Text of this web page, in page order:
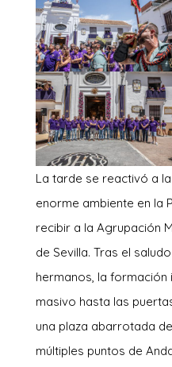
La tarde se reactivó a
enorme ambiente en la
recibir a la Agrupación
de Sevilla. Tras el
hermanos, la formación
masivo hasta las
una plaza abarrotada
múltiples puntos de